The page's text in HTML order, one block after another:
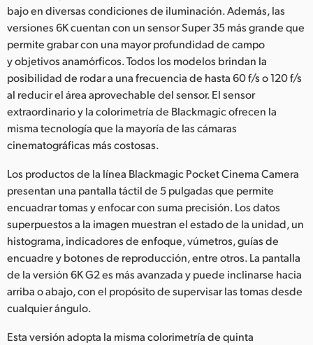
bajo en diversas condiciones de iluminación. Además, las
versiones 6K cuentan con un sensor Super 35 más grande que
permite grabar con una mayor profundidad de campo
y objetivos anamórficos. Todos los modelos brindan la
posibilidad de rodar a una frecuencia de hasta 60 f/s o 120 f/s
al reducir el área aprovechable del sensor. El sensor
extraordinario y la colorimetría de Blackmagic ofrecen la
misma tecnología que la mayoría de las cámaras
cinematográficas más costosas.
Los productos de la línea Blackmagic Pocket Cinema Camera
presentan una pantalla táctil de 5 pulgadas que permite
encuadrar tomas y enfocar con suma precisión. Los datos
superpuestos a la imagen muestran el estado de la unidad, un
histograma, indicadores de enfoque, vúmetros, guías de
encuadre y botones de reproducción, entre otros. La pantalla
de la versión 6K G2 es más avanzada y puede inclinarse hacia
arriba o abajo, con el propósito de supervisar las tomas desde
cualquier ángulo.
Esta versión adopta la misma colorimetría de quinta